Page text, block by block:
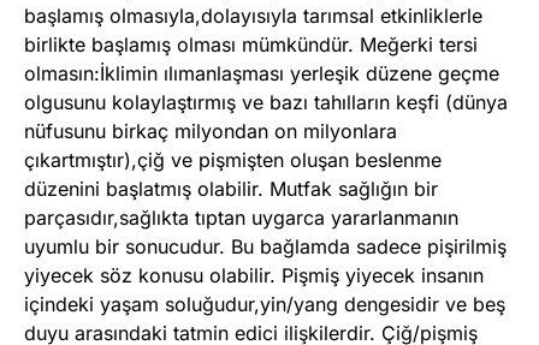
başlamış olmasıyla,dolayısıyla tarımsal etkinliklerle
birlikte başlamış olması mümkündür. Meğerki tersi
olmasın:İklimin ılımanlaşması yerleşik düzene geçme
olgusunu kolaylaştırmış ve bazı tahılların keşfi (dünya
nüfusunu birkaç milyondan on milyonlara
çıkartmıştır),çiğ ve pişmişten oluşan beslenme
düzenini başlatmış olabilir. Mutfak sağlığın bir
parçasıdır,sağlıkta tıptan uygarca yararlanmanın
uyumlu bir sonucudur. Bu bağlamda sadece pişirilmiş
yiyecek söz konusu olabilir. Pişmiş yiyecek insanın
içindeki yaşam soluğudur,yin/yang dengesidir ve beş
duyu arasındaki tatmin edici ilişkilerdir. Çiğ/pişmiş